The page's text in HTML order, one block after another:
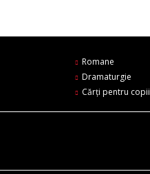
Romane
Dramaturgie
Cărți pentru copii